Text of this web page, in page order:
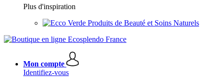
Plus d'inspiration
Produits de Beauté et Soins Naturels
Mon compte
Identifiez-vous